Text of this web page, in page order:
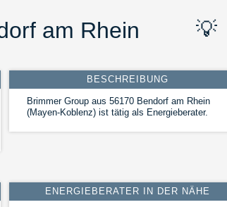
am Rhein 💡
BESCHREIBUNG
Brimmer Group aus 56170 Bendorf am Rhein
(Mayen-Koblenz) ist tätig als Energieberater.
ENERGIEBERATER IN DER NÄHE